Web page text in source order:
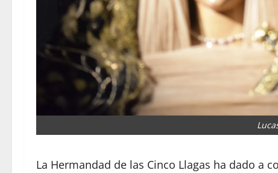
La Hermandad de las Cinco Llagas ha dado a